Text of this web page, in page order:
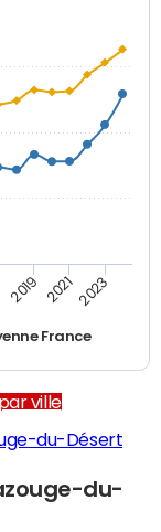
France
2019 2021 2023
ville
du-Désert
du-